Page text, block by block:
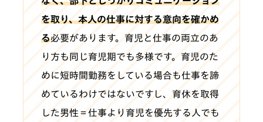
を取り、本人の仕事に対する意向を確かめ
る必要があります。育児と仕事の両立のあ
り方も同じ育児期でも多様です。育児のた
めに短時間勤務をしている場合も仕事を諦
めているわけではないですし、育休を取得
した男性＝仕事より育児を優先する人でも